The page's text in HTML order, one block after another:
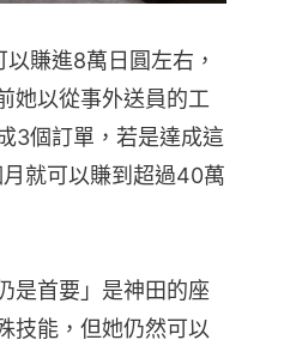
賺進8萬日圓左右，
她以從事外送員的工
3個訂單，若是達成這
就可以賺到超過40萬
是首要」是神田的座
技能，但她仍然可以